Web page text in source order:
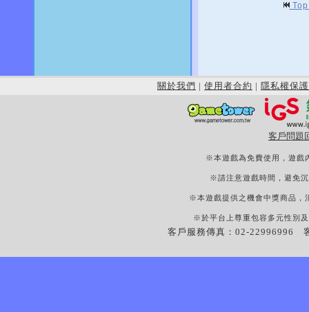
關於我們 | 使用者合約 | 隱私權保護
客戶問題
※本遊戲為免費使用，遊戲
※請注意遊戲時間，避免
※本遊戲提供之機會中獎商品，
※於平台上尊重包容多元性別
客戶服務傳真：02-22996996